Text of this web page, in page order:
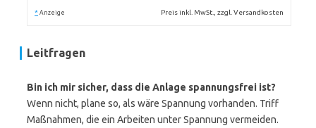
* Anzeige Preis inkl. MwSt., zzgl. Versandkosten
Leitfragen
Bin ich mir sicher, dass die Anlage spannungsfrei ist?
Wenn nicht, plane so, als wäre Spannung vorhanden. Triff
Maßnahmen, die ein Arbeiten unter Spannung vermeiden.